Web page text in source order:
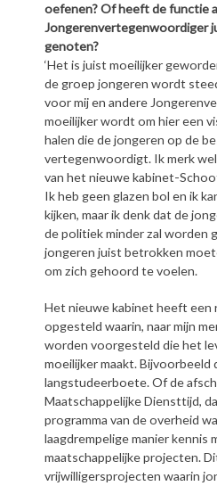
oefenen? Of heeft de functie
Jongerenvertegenwoordiger
genoten?
‘Het is juist moeilijker
de groep jongeren wordt
voor mij en andere
moeilijker wordt om hier een
halen die de jongeren op de
vertegenwoordigt. Ik merk
van het nieuwe kabinet-
Ik heb geen glazen bol en ik
kijken, maar ik denk dat de
de politiek minder zal worden
jongeren juist betrokken
om zich gehoord te voelen.
Het nieuwe kabinet heeft een
opgesteld waarin, naar mijn
worden voorgesteld die het
moeilijker maakt. Bijvoorbeeld
langstudeerboete. Of de
Maatschappelijke Diensttijd,
programma van de overheid
laagdrempelige manier kennis
maatschappelijke projecten.
vrijwilligersprojecten waarin